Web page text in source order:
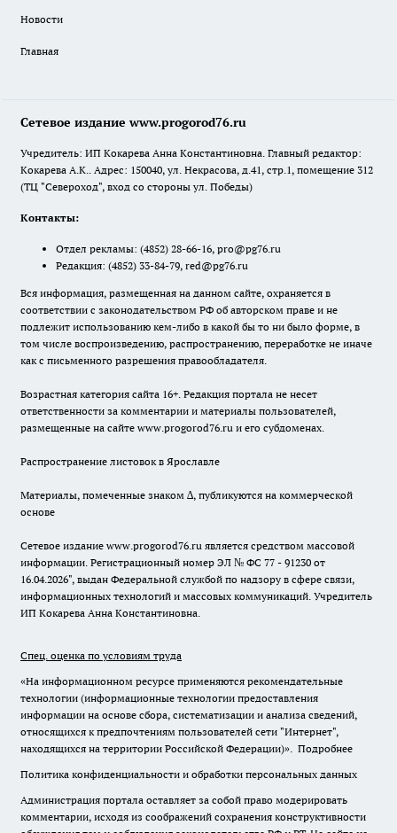
Новости
Главная
Сетевое издание www.progorod76.ru
Учредитель: ИП Кокарева Анна Константиновна. Главный редактор:
Кокарева А.К.. Адрес: 150040, ул. Некрасова, д.41, стр.1, помещение 312
(ТЦ "Североход", вход со стороны ул. Победы)
Контакты:
Отдел рекламы: (4852) 28-66-16, pro@pg76.ru
Редакция: (4852) 33-84-79, red@pg76.ru
Вся информация, размещенная на данном сайте, охраняется в
соответствии с законодательством РФ об авторском праве и не
подлежит использованию кем-либо в какой бы то ни было форме, в
том числе воспроизведению, распространению, переработке не иначе
как с письменного разрешения правообладателя.
Возрастная категория сайта 16+. Редакция портала не несет
ответственности за комментарии и материалы пользователей,
размещенные на сайте www.progorod76.ru и его субдоменах.
Распространение листовок в Ярославле
Материалы, помеченные знаком ∆, публикуются на коммерческой
основе
Сетевое издание www.progorod76.ru является средством массовой
информации. Регистрационный номер ЭЛ № ФС 77 - 91230 от
16.04.2026", выдан Федеральной службой по надзору в сфере связи,
информационных технологий и массовых коммуникаций. Учредитель
ИП Кокарева Анна Константиновна.
Спец. оценка по условиям труда
«На информационном ресурсе применяются рекомендательные
технологии (информационные технологии предоставления
информации на основе сбора, систематизации и анализа сведений,
относящихся к предпочтениям пользователей сети "Интернет",
находящихся на территории Российской Федерации)». Подробнее
Политика конфиденциальности и обработки персональных данных
Администрация портала оставляет за собой право модерировать
комментарии, исходя из соображений сохранения конструктивности